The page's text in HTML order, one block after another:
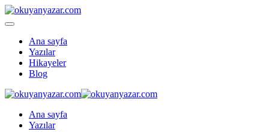
Ana sayfa
Yazılar
Hikayeler
Blog
Ana sayfa
Yazılar